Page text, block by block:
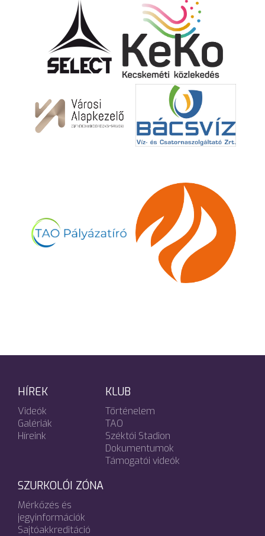
HÍREK
Videók
Galériák
Híreink
KLUB
Történelem
TAO
Széktói Stadion
Dokumentumok
Támogatói videók
SZURKOLÓI ZÓNA
Mérkőzés és
jegyinformációk
Sajtóakkreditáció